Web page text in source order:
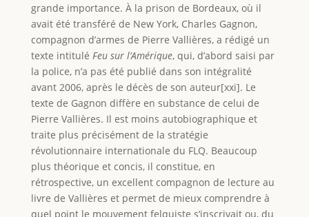
grande importance. À la prison de Bordeaux, où il
avait été transféré de New York, Charles Gagnon,
compagnon d’armes de Pierre Vallières, a rédigé un
texte intitulé Feu sur l’Amérique, qui, d’abord saisi par
la police, n’a pas été publié dans son intégralité
avant 2006, après le décès de son auteur[xxi]. Le
texte de Gagnon diffère en substance de celui de
Pierre Vallières. Il est moins autobiographique et
traite plus précisément de la stratégie
révolutionnaire internationale du FLQ. Beaucoup
plus théorique et concis, il constitue, en
rétrospective, un excellent compagnon de lecture au
livre de Vallières et permet de mieux comprendre à
quel point le mouvement felquiste s’inscrivait ou, du